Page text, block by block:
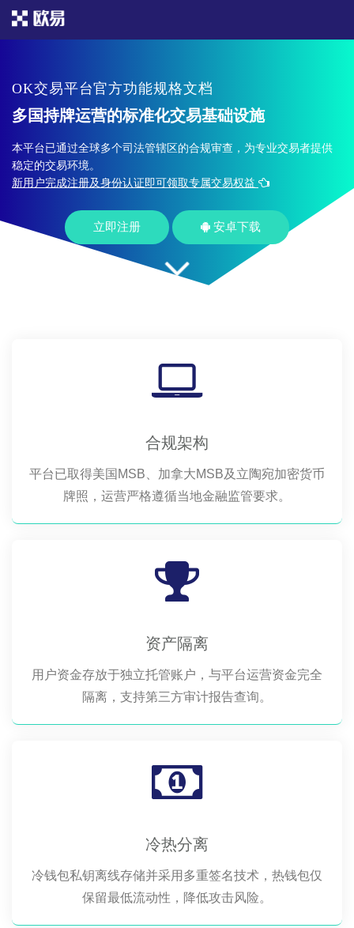
OK交易平台官方功能规格文档
多国持牌运营的标准化交易基础设施
本平台已通过全球多个司法管辖区的合规审查，为专业交易者提供
稳定的交易环境。
新用户完成注册及身份认证即可领取专属交易权益
立即注册 安卓下载
合规架构
平台已取得美国MSB、加拿大MSB及立陶宛加密货币
牌照，运营严格遵循当地金融监管要求。
资产隔离
用户资金存放于独立托管账户，与平台运营资金完全
隔离，支持第三方审计报告查询。
冷热分离
冷钱包私钥离线存储并采用多重签名技术，热钱包仅
保留最低流动性，降低攻击风险。